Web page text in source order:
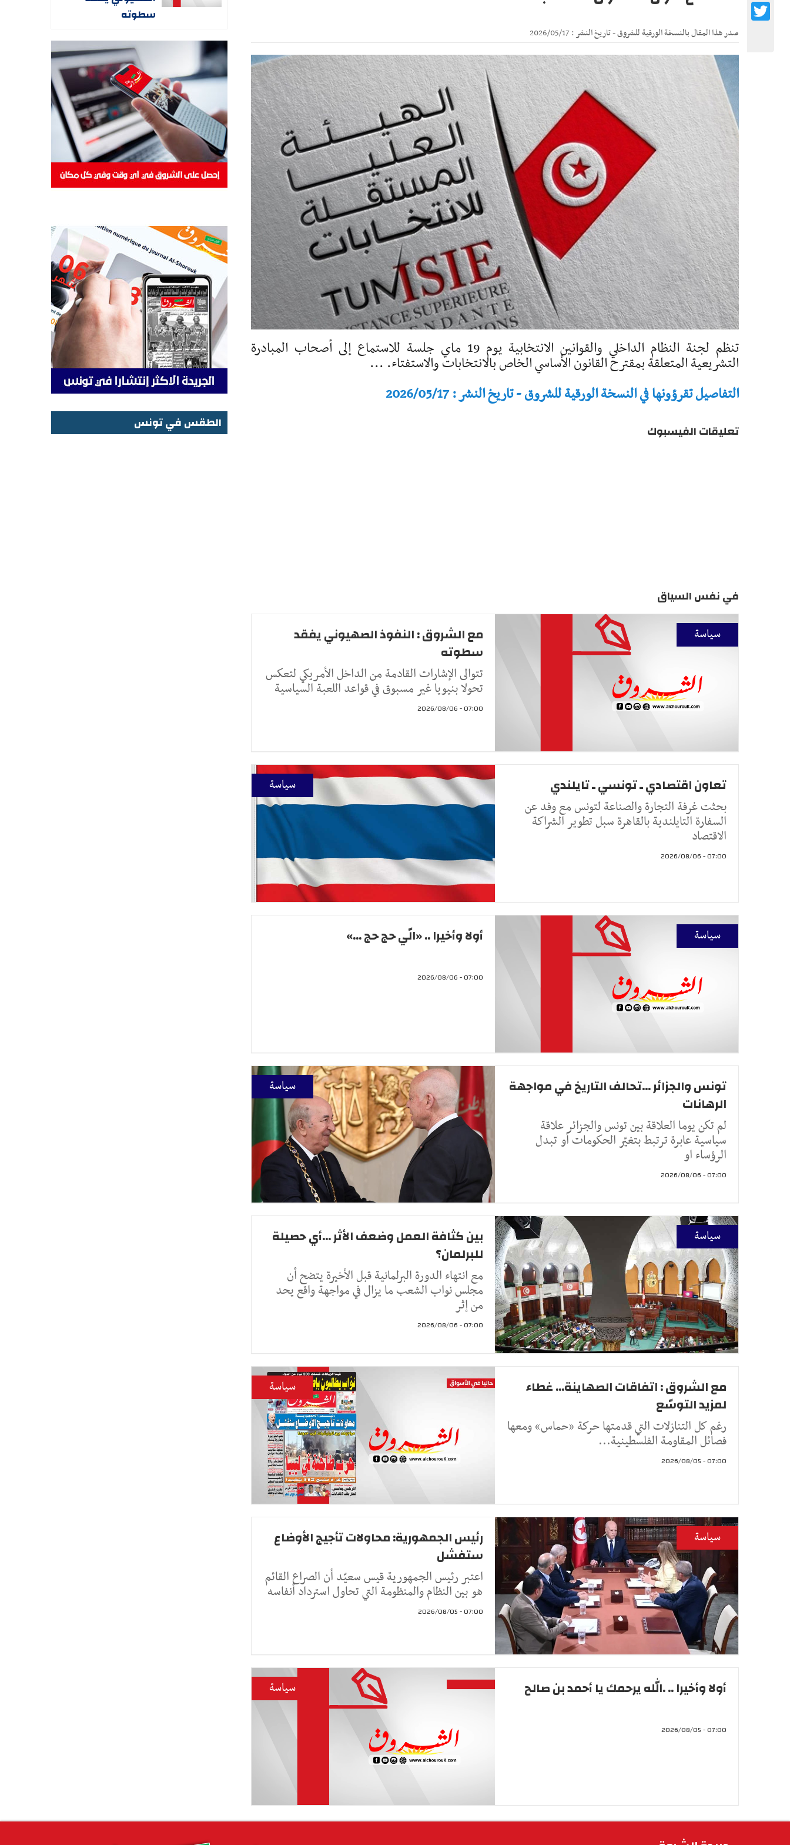
صدر هذا المقال بالنسخة الورقية للشروق - تاريخ النشر : 2026/05/17
تنظم لجنة النظام الداخلي والقوانين الانتخابية يوم 19 ماي جلسة للاستماع إلى أصحاب المبادرة
التشريعية المتعلقة بمقترح القانون الأساسي الخاص بالانتخابات والاستفتاء. ...
التفاصيل تقرؤونها في النسخة الورقية للشروق - تاريخ النشر : 2026/05/17
Twitter
تعليقات الفيسبوك
في نفس السياق
سياسة
مع الشروق : النفوذ الصهيوني يفقد
سطوته
تتوالى الإشارات القادمة من الداخل الأمريكي لتعكس
تحولا بنيويا غير مسبوق في قواعد اللعبة السياسية
07:00 - 2026/08/06
سياسة تعاون اقتصادي ـ تونسي ـ تايلندي
بحثت غرفة التجارة والصناعة لتونس مع وفد عن
السفارة التايلندية بالقاهرة سبل تطوير الشراكة
الاقتصاد
07:00 - 2026/08/06
سياسة أولا وأخيرا .. «الّي حج حج ...»
07:00 - 2026/08/06
سياسة
تونس والجزائر ...تحالف التاريخ في مواجهة
الرهانات
لم تكن يوما العلاقة بين تونس والجزائر علاقة
سياسية عابرة ترتبط بتغيّر الحكومات أو تبدل
الرؤساء او
07:00 - 2026/08/06
سياسة
بين كثافة العمل وضعف الأثر ...أي حصيلة
للبرلمان؟
مع انتهاء الدورة البرلمانية قبل الأخيرة يتضح أن
مجلس نواب الشعب ما يزال في مواجهة واقع يحد
من إثر
07:00 - 2026/08/06
سياسة
مع الشروق : اتفاقات الصهاينة... غطاء
لمزيد التوسّع
رغم كل التنازلات التي قدمتها حركة «حماس» ومعها
فصائل المقاومة الفلسطينية...
07:00 - 2026/08/05
سياسة
رئيس الجمهورية: محاولات تأجيج الأوضاع
ستفشل
اعتبر رئيس الجمهورية قيس سعيّد أن الصراع القائم
هو بين النظام والمنظومة التي تحاول استرداد أنفاسه
07:00 - 2026/08/05
سياسة أولا وأخيرا .. .الله يرحمك يا أحمد بن صالح
07:00 - 2026/08/05
سطوته
الطقس في تونس